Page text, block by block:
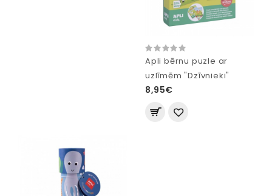
Apli bērnu puzle ar
uzlīmēm "Dzīvnieki"
8,95€